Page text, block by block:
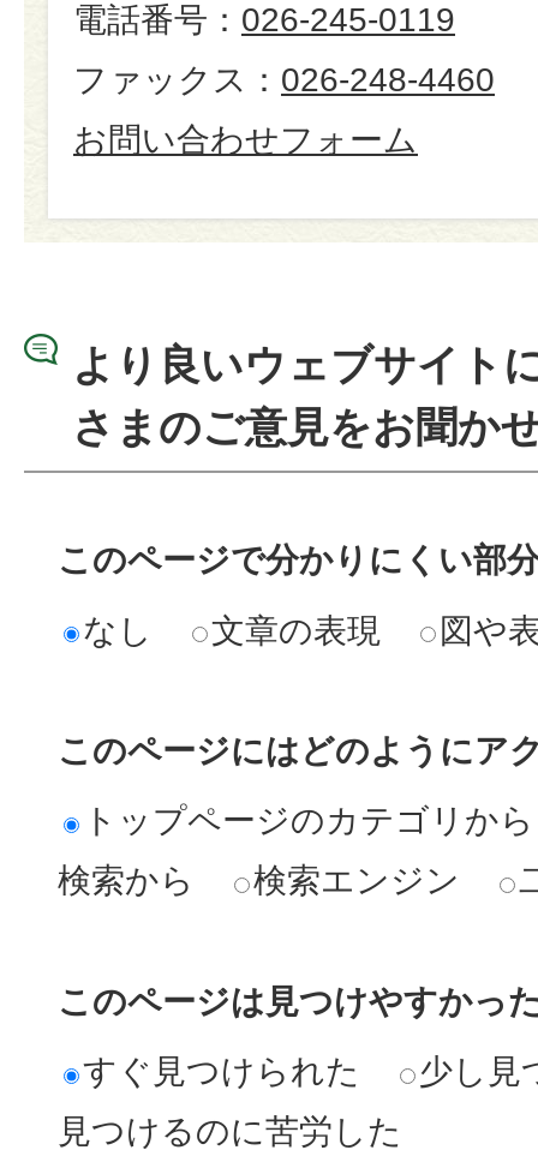
電話番号： 026-245-0119
ファックス： 026-248-4460
お問い合わせフォーム
より良いウェブサイト
さまのご意見をお聞か
このページで分かりにくい部
なし
文章の表現 図や
このページにはどのようにア
トップページのカテゴリから
検索から
検索エンジン
このページは見つけやすかっ
すぐ見つけられた
少し見
見つけるのに苦労した